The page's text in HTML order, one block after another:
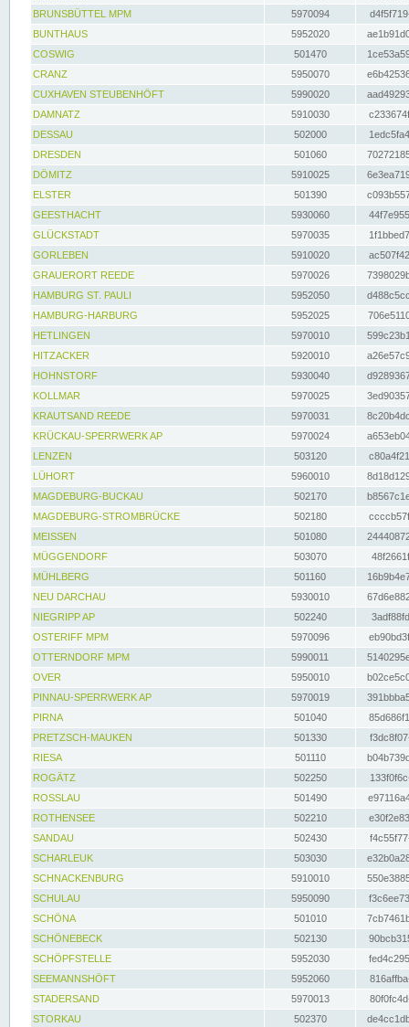
BRUNSBÜTTEL MPM
5970094
BUNTHAUS
5952020
COSWIG
501470
CRANZ
5950070
CUXHAVEN STEUBENHÖFT
5990020
DAMNATZ
5910030
DESSAU
502000
DRESDEN
501060
DÖMITZ
5910025
ELSTER
501390
GEESTHACHT
5930060
GLÜCKSTADT
5970035
GORLEBEN
5910020
GRAUERORT REEDE
5970026
HAMBURG ST. PAULI
5952050
HAMBURG-HARBURG
5952025
HETLINGEN
5970010
HITZACKER
5920010
HOHNSTORF
5930040
KOLLMAR
5970025
KRAUTSAND REEDE
5970031
KRÜCKAU-SPERRWERK AP
5970024
LENZEN
503120
LÜHORT
5960010
MAGDEBURG-BUCKAU
502170
MAGDEBURG-STROMBRÜCKE
502180
MEISSEN
501080
MÜGGENDORF
503070
MÜHLBERG
501160
NEU DARCHAU
5930010
NIEGRIPP AP
502240
OSTERIFF MPM
5970096
OTTERNDORF MPM
5990011
OVER
5950010
PINNAU-SPERRWERK AP
5970019
PIRNA
501040
PRETZSCH-MAUKEN
501330
RIESA
501110
ROGÄTZ
502250
ROSSLAU
501490
ROTHENSEE
502210
SANDAU
502430
SCHARLEUK
503030
SCHNACKENBURG
5910010
SCHULAU
5950090
SCHÖNA
501010
SCHÖNEBECK
502130
SCHÖPFSTELLE
5952030
SEEMANNSHÖFT
5952060
STADERSAND
5970013
STORKAU
502370